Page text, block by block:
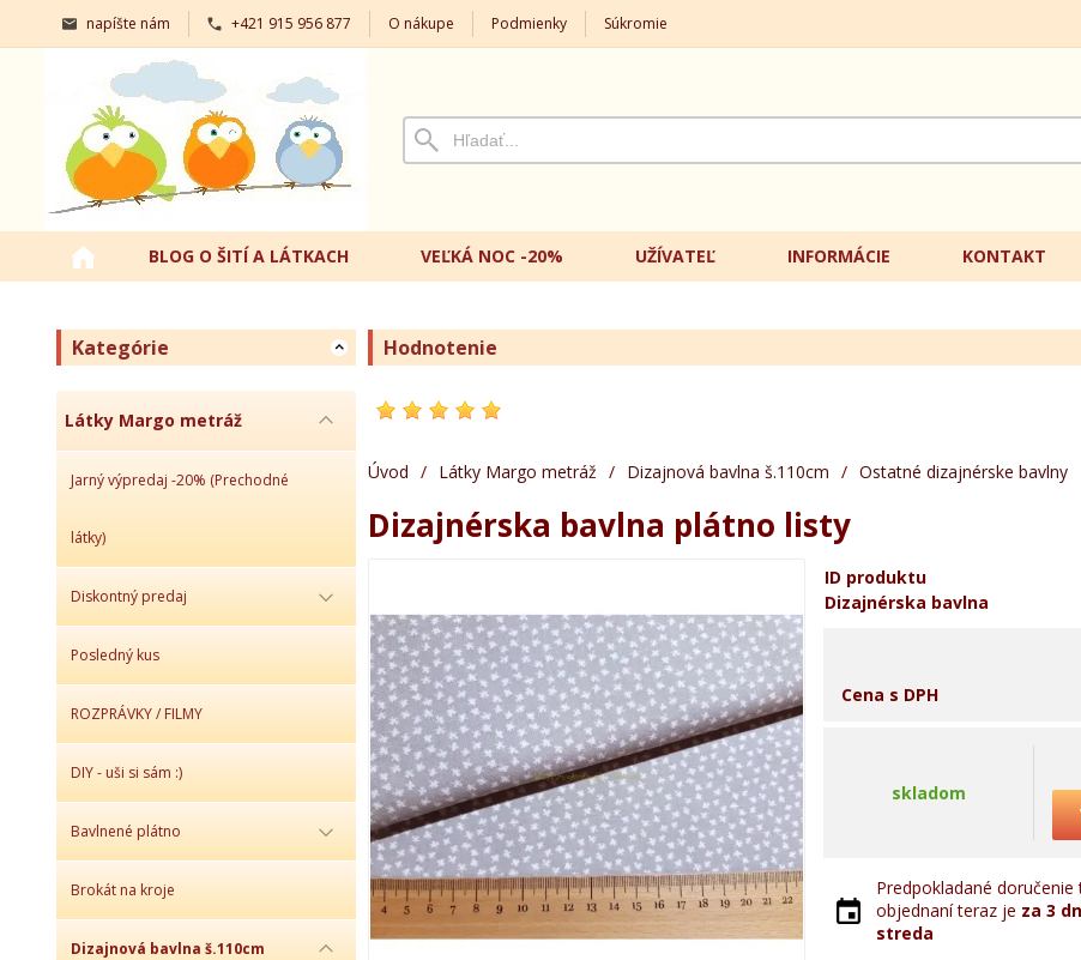
napíšte nám +421 915 956 877 O nákupe Podmienky Súkromie
BLOG O ŠITÍ A LÁTKACH VEĽKÁ NOC -20% UŽÍVATEĽ INFORMÁCIE KONTAKT
Kategórie
Látky Margo metráž
Jarný výpredaj -20% (Prechodné
látky)
Diskontný predaj
Posledný kus
ROZPRÁVKY / FILMY
DIY - uši si sám :)
Bavlnené plátno
Brokát na kroje
Dizajnová bavlna š.110cm
Hodnotenie
Úvod / Látky Margo metráž / Dizajnová bavlna š.110cm / Ostatné dizajnérske bavlny
Dizajnérska bavlna plátno listy
ID produktu
Dizajnérska bavlna
Cena s DPH
skladom
Predpokladané
objednaní teraz je za 3
streda